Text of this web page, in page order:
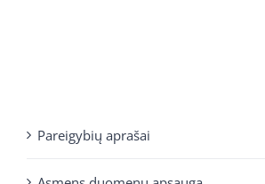
Pareigybių aprašai